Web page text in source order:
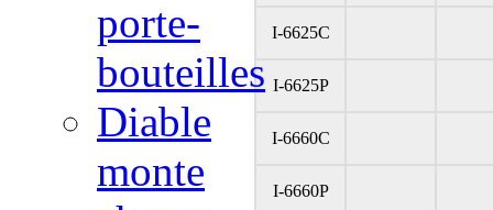
I-6625C
I-6625P
I-6660C
I-6660P
porte-
bouteilles
Diable
monte